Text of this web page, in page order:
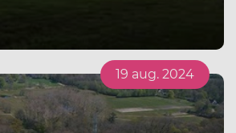
19 aug. 2024